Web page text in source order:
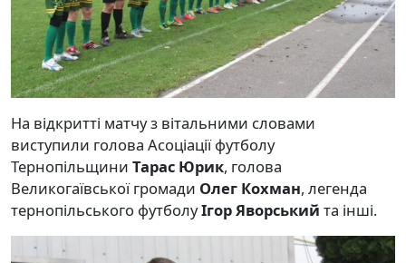
На відкритті матчу з вітальними словами
виступили голова Асоціації футболу
Тернопільщини Тарас Юрик, голова
Великогаївської громади Олег Кохман, легенда
тернопільського футболуІгор Яворський та інші.